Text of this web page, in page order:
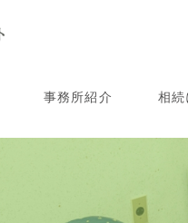
事務所紹介
事務所概要
相